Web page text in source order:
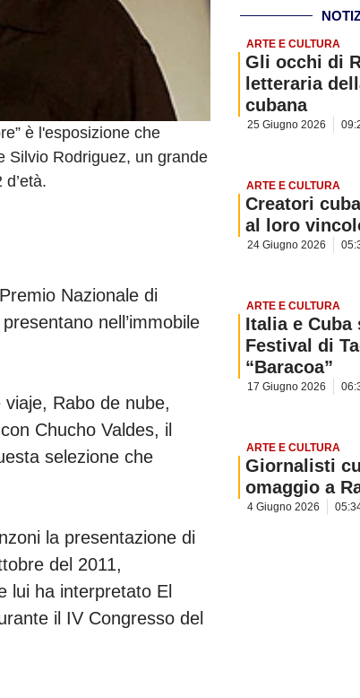
è l'esposizione che
Silvio Rodriguez, un grande
Nazionale di
nell’immobile
Rabo de nube,
Chucho Valdes, il
selezione che
la presentazione di
del 2011,
lui ha interpretato El
il IV Congresso del
ARTE E CULTURA
Gli occhi di
letteraria
cubana
25 Giugno 2026
ARTE E CULTURA
Creatori
al loro
24 Giugno 2026
ARTE E CULTURA
Italia e Cuba
Festival di
“Baracoa”
17 Giugno 2026
ARTE E CULTURA
Giornalisti
omaggio a
4 Giugno 2026